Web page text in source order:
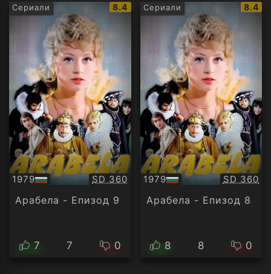
Сериали
IMDb
рейтинг:
8.4
1979
БГ
аудио
Качество:
SD 360
Арабела - Епизод 9
7 7 0
Сериали
IMDb
8.4
1979
БГ
аудио
SD 360
Арабела - Епизод 8
8 8 0